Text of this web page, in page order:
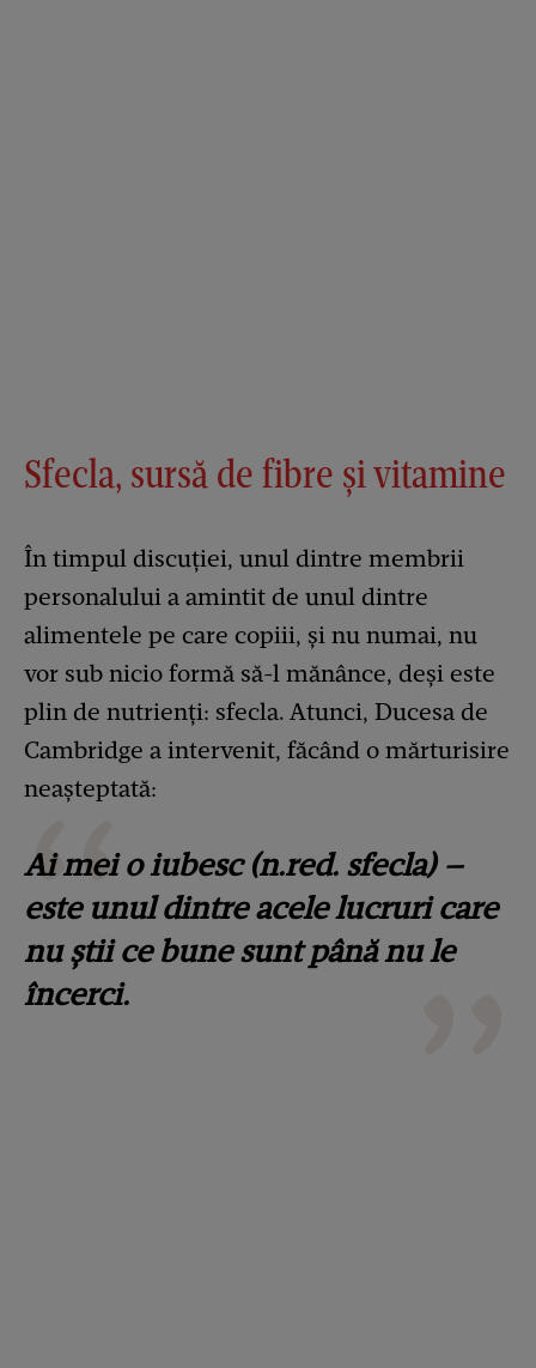
Sfecla, sursă de fibre și vitamine
În timpul discuției, unul dintre membrii
personalului a amintit de unul dintre
alimentele pe care copiii, și nu numai, nu
vor sub nicio formă să-l mănânce, deși este
plin de nutrienți: sfecla. Atunci, Ducesa de
Cambridge a intervenit, făcând o mărturisire
neașteptată:
Ai mei o iubesc (n.red. sfecla) –
este unul dintre acele lucruri care
nu știi ce bune sunt până nu le
încerci.